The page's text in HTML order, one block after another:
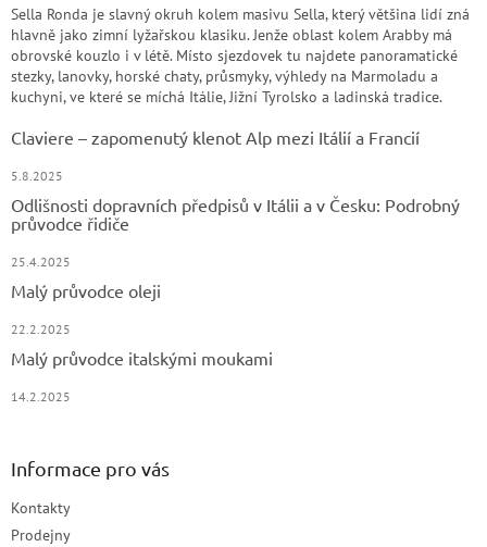
Sella Ronda je slavný okruh kolem masivu Sella, který většina lidí zná
hlavně jako zimní lyžařskou klasiku. Jenže oblast kolem Arabby má
obrovské kouzlo i v létě. Místo sjezdovek tu najdete panoramatické
stezky, lanovky, horské chaty, průsmyky, výhledy na Marmoladu a
kuchyni, ve které se míchá Itálie, Jižní Tyrolsko a ladinská tradice.
Claviere – zapomenutý klenot Alp mezi Itálií a Francií
5.8.2025
Odlišnosti dopravních předpisů v Itálii a v Česku: Podrobný
průvodce řidiče
25.4.2025
Malý průvodce oleji
22.2.2025
Malý průvodce italskými moukami
14.2.2025
Informace pro vás
Kontakty
Prodejny